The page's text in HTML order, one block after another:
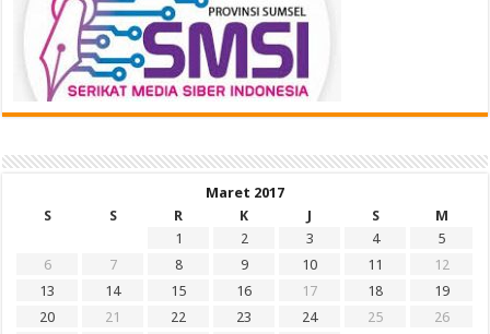
Maret 2017
S
S R K J S
M
1
2 3 4
5
6
7 8 9 10 11
12
13
14 15 16 17 18
19
20
21 22 23 24 25
26